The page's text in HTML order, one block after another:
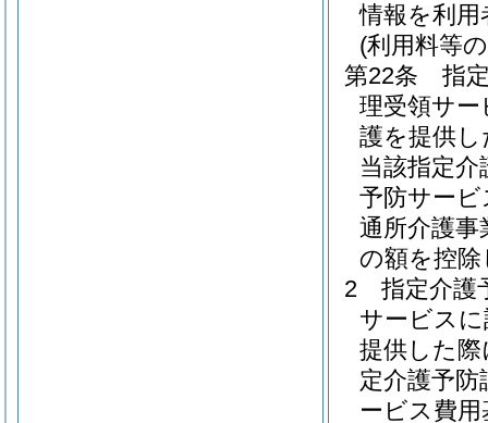
情報を利
(利用料等
第22条
指
理受領サー
護を提供
当該指定
予防サービ
通所介護
の額を控
2
指定介護
サービス
提供した
定介護予
ービス費